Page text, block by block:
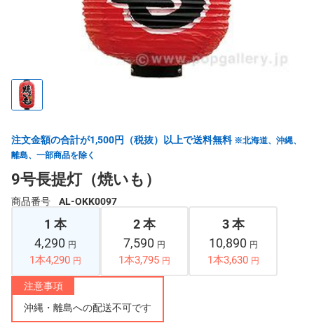
注文金額の合計が1,500円（税抜）以上で送料無料 ※北海道、沖縄、
離島、一部商品を除く
9号長提灯（焼いも）
商品番号 AL-OKK0097
1 本
4,290 円
1本4,290 円
2 本
7,590 円
1本3,795 円
3 本
10,890 円
1本3,630 円
注意事項
沖縄・離島への配送不可です